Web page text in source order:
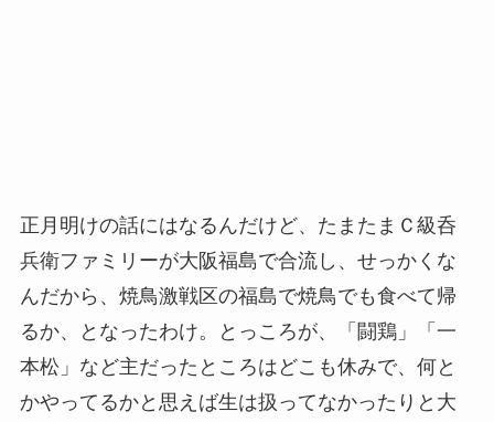
正月明けの話にはなるんだけど、たまたまＣ級呑
兵衛ファミリーが大阪福島で合流し、せっかくな
んだから、焼鳥激戦区の福島で焼鳥でも食べて帰
るか、となったわけ。とっころが、「闘鶏」「一
本松」など主だったところはどこも休みで、何と
かやってるかと思えば生は扱ってなかったりと大